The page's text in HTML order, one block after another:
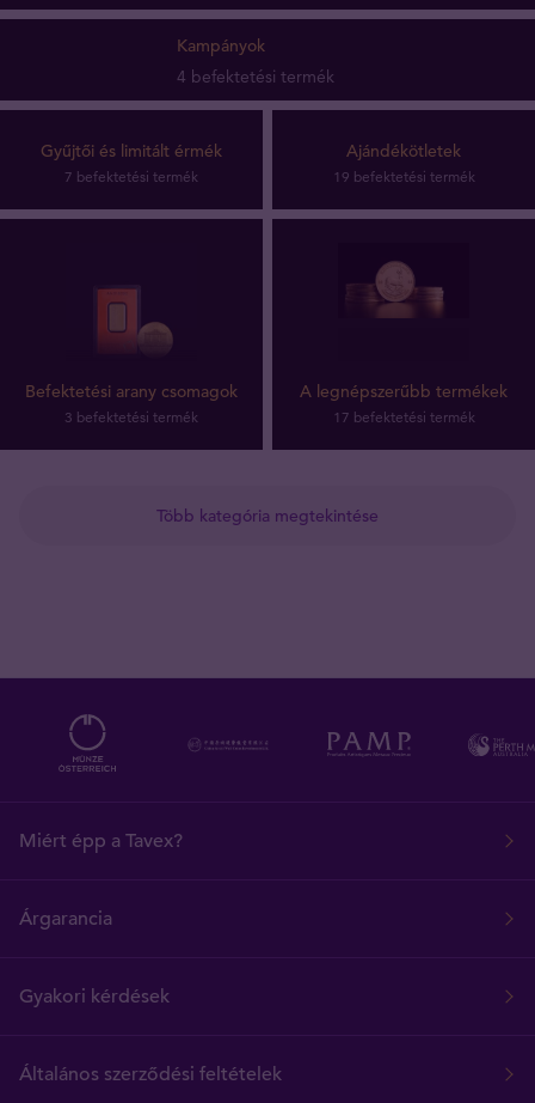
Több kategória megtekintése
Kampányok
4 befektetési termék
Gyűjtői és limitált érmék
7 befektetési termék
Ajándékötletek
19 befektetési termék
Befektetési arany csomagok
3 befektetési termék
A legnépszerűbb termékek
17 befektetési termék
Miért épp a Tavex?
Árgarancia
Gyakori kérdések
Általános szerződési feltételek